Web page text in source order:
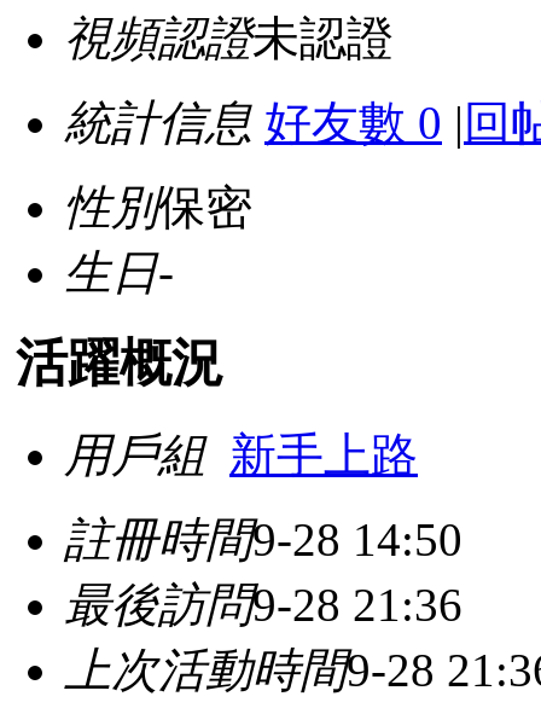
視頻認證未認證
統計信息 好友數 0 | 回
性別保密
生日-
活躍概況
用戶組 新手上路
註冊時間9-28 14:50
最後訪問9-28 21:36
上次活動時間9-28